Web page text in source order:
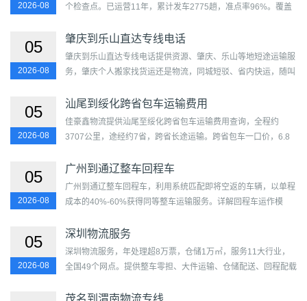
2026-08
个检查点。已运营11年，累计发车2775趟，准点率96%。覆盖
龙海...
05
2026-08
肇庆到乐山直达专线电话
肇庆到乐山直达专线电话提供资源、肇庆、乐山等地短途运输服
务，肇庆个人搬家找货运还是物流，同城短驳、省内快运，随叫
05
2026-08
汕尾到绥化跨省包车运输费用
佳豪鑫物流提供汕尾至绥化跨省包车运输费用查询，全程约
3707公里，途经约7省，跨省长途运输。跨省包车一口价，6.8
路费及双驾...
05
2026-08
广州到通辽整车回程车
广州到通辽整车回程车，利用系统匹配即将空返的车辆，以单程
成本的40%-60%获得同等整车运输服务。详解回程车运作模
区、...
05
2026-08
深圳物流服务
深圳物流服务，年处理超8万票，仓储1万㎡，服务11大行业，
全国49个网点。提供整车零担、大件运输、仓储配送、回程配载
安...